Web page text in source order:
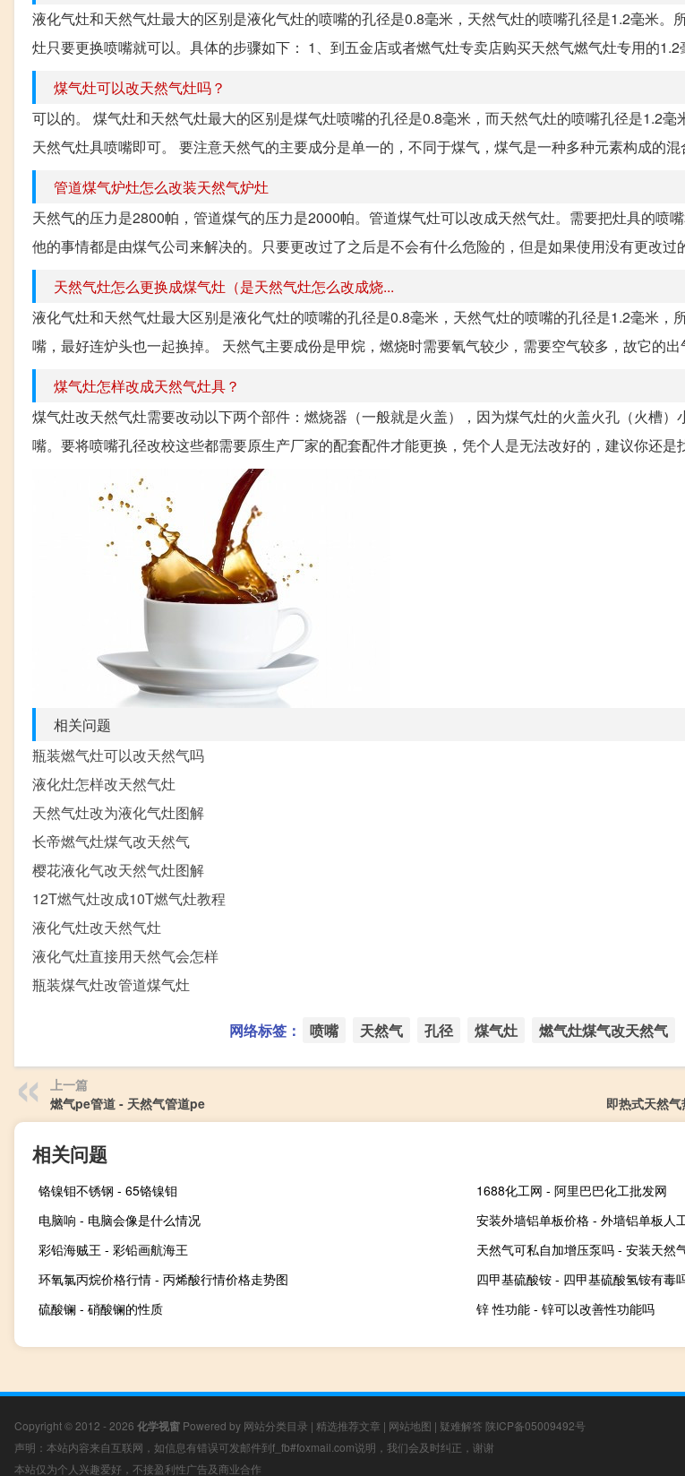
液化气灶和天然气灶最大的区别是液化气灶的喷嘴的孔径是0.8毫米，天然气灶的喷嘴孔径是1.2毫米。
灶只要更换喷嘴就可以。具体的步骤如下： 1、到五金店或者燃气灶专卖店购买天然气燃气灶专用的1.2
煤气灶可以改天然气灶吗？
可以的。 煤气灶和天然气灶最大的区别是煤气灶喷嘴的孔径是0.8毫米，而天然气灶的喷嘴孔径是1.2
天然气灶具喷嘴即可。 要注意天然气的主要成分是单一的，不同于煤气，煤气是一种多种元素构成的
管道煤气炉灶怎么改装天然气炉灶
天然气的压力是2800帕，管道煤气的压力是2000帕。管道煤气灶可以改成天然气灶。需要把灶具的喷
他的事情都是由煤气公司来解决的。只要更改过了之后是不会有什么危险的，但是如果使用没有更改过
天然气灶怎么更换成煤气灶（是天然气灶怎么改成烧...
液化气灶和天然气灶最大区别是液化气灶的喷嘴的孔径是0.8毫米，天然气灶的喷嘴的孔径是1.2毫米，
嘴，最好连炉头也一起换掉。 天然气主要成份是甲烷，燃烧时需要氧气较少，需要空气较多，故它的
煤气灶怎样改成天然气灶具？
煤气灶改天然气灶需要改动以下两个部件：燃烧器（一般就是火盖），因为煤气灶的火盖火孔（火槽）
嘴。要将喷嘴孔径改校这些都需要原生产厂家的配套配件才能更换，凭个人是无法改好的，建议你还是
相关问题
瓶装燃气灶可以改天然气吗
液化灶怎样改天然气灶
天然气灶改为液化气灶图解
长帝燃气灶煤气改天然气
樱花液化气改天然气灶图解
12T燃气灶改成10T燃气灶教程
液化气灶改天然气灶
液化气灶直接用天然气会怎样
瓶装煤气灶改管道煤气灶
网络标签： 喷嘴 天然气 孔径 煤气灶 燃气灶煤气改天然气
上一篇
燃气pe管道 - 天然气管道pe
即热式天然
相关问题
铬镍钼不锈钢 - 65铬镍钼
1688化工网 - 阿里巴巴化工批发网
电脑响 - 电脑会像是什么情况
安装外墙铝单板价格 - 外墙铝单板人
彩铅海贼王 - 彩铅画航海王
天然气可私自加增压泵吗 - 安装天然
环氧氯丙烷价格行情 - 丙烯酸行情价格走势图
四甲基硫酸铵 - 四甲基硫酸氢铵有毒
硫酸镧 - 硝酸镧的性质
锌 性功能 - 锌可以改善性功能吗
Copyright © 2012 - 2026 化学视窗 Powered by 网站分类目录 | 精选推荐文章 | 网站地图 | 疑难解答 陕ICP备05009492号
声明：本站内容来自互联网，如信息有错误可发邮件到f_fb#foxmail.com说明，我们会及时纠正，谢谢
本站仅为个人兴趣爱好，不接盈利性广告及商业合作